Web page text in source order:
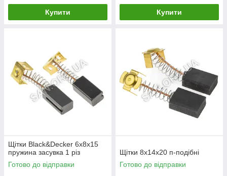
Купити Купити
Щітки Black&Decker 6х8х15
пружина засувка 1 різ
Готово до відправки
Щітки 8х14х20 п-подібні
Готово до відправки